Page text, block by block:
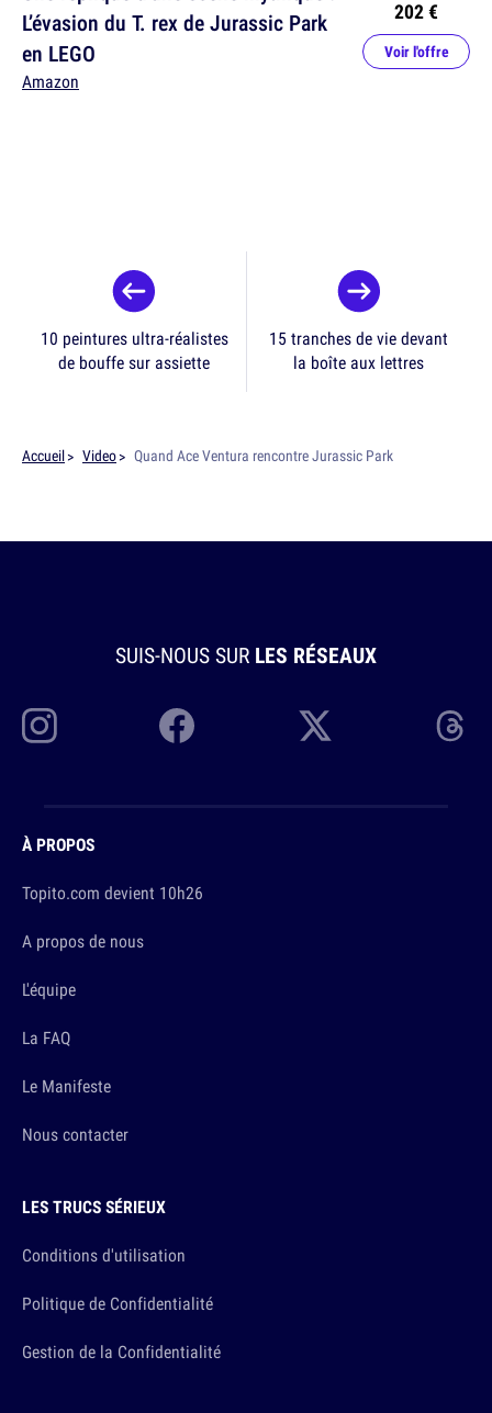
L’évasion du T. rex de Jurassic Park
en LEGO
Amazon
202 €
Voir l'offre
10 peintures ultra-réalistes
de bouffe sur assiette
15 tranches de vie devant
la boîte aux lettres
Accueil Video Quand Ace Ventura rencontre Jurassic Park
SUIS-NOUS SUR LES RÉSEAUX
À PROPOS
Topito.com devient 10h26
A propos de nous
L'équipe
La FAQ
Le Manifeste
Nous contacter
LES TRUCS SÉRIEUX
Conditions d'utilisation
Politique de Confidentialité
Gestion de la Confidentialité